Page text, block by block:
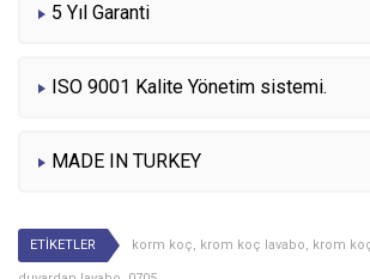
5 Yıl Garanti
ISO 9001 Kalite Yönetim sistemi.
MADE IN TURKEY
ETİKETLER korm koç, krom koç lavabo, krom